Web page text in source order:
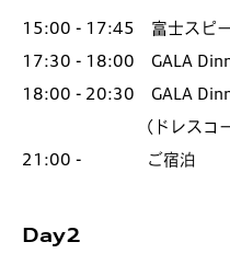
15:00 - 17:45 富士スピー
17:30 - 18:00 GALA
18:00 - 20:30 GALA
（ドレスコード：
21:00 - ご宿泊
Day2